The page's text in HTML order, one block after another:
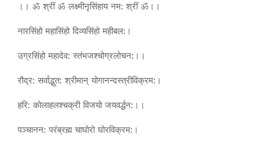
।। ॐ श्रीं ॐ लक्ष्मीनृसिंहाय नम: श्रीं ॐ।।
नारसिंहो महासिंहो दिव्यसिंहो महीबल:।
उग्रसिंहो महादेव: स्तंभजश्चोग्रलोचन:।।
रौद्र: सर्वाद्भुत: श्रीमान् योगानन्दस्त्रीविक्रम:।
हरि: कोलाहलश्चक्री विजयो जयवर्द्धन:।।
पञ्चानन: परंब्रह्म चाघोरो घोरविक्रम:।